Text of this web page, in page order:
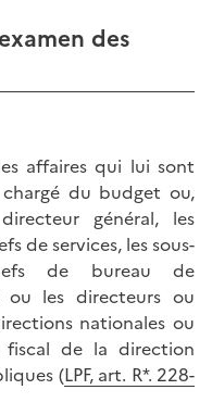
des
affaires qui lui sont
du budget ou,
général, les
de services, les sous-
de bureau de
ou les directeurs ou
nationales ou
fiscal de la direction
(LPF, art. R*. 228-